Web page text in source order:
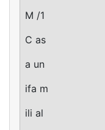
M /1
C as
a un
ifa m
ili al